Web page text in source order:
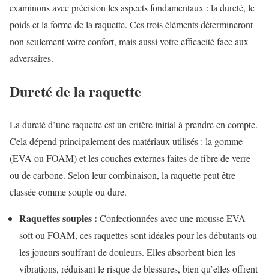
examinons avec précision les aspects fondamentaux : la dureté, le
poids et la forme de la raquette. Ces trois éléments détermineront
non seulement votre confort, mais aussi votre efficacité face aux
adversaires.
Dureté de la raquette
La dureté d’une raquette est un critère initial à prendre en compte.
Cela dépend principalement des matériaux utilisés : la gomme
(EVA ou FOAM) et les couches externes faites de fibre de verre
ou de carbone. Selon leur combinaison, la raquette peut être
classée comme souple ou dure.
Raquettes souples : Confectionnées avec une mousse EVA
soft ou FOAM, ces raquettes sont idéales pour les débutants ou
les joueurs souffrant de douleurs. Elles absorbent bien les
vibrations, réduisant le risque de blessures, bien qu’elles offrent